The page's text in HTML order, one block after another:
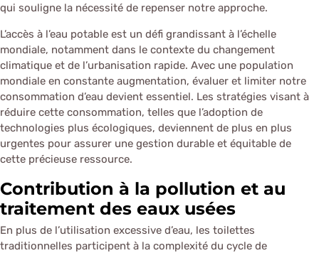
qui souligne la nécessité de repenser notre approche.
L’accès à l’eau potable est un défi grandissant à l’échelle
mondiale, notamment dans le contexte du changement
climatique et de l’urbanisation rapide. Avec une population
mondiale en constante augmentation, évaluer et limiter notre
consommation d’eau devient essentiel. Les stratégies visant à
réduire cette consommation, telles que l’adoption de
technologies plus écologiques, deviennent de plus en plus
urgentes pour assurer une gestion durable et équitable de
cette précieuse ressource.
Contribution à la pollution et au
traitement des eaux usées
En plus de l’utilisation excessive d’eau, les toilettes
traditionnelles participent à la complexité du cycle de